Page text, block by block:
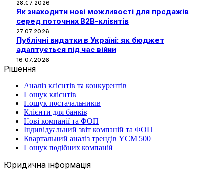
28.07.2026
Як знаходити нові можливості для продажів
серед поточних B2B-клієнтів
27.07.2026
Публічні видатки в Україні: як бюджет
адаптується під час війни
16.07.2026
Рішення
Аналіз клієнтів та конкурентів
Пошук клієнтів
Пошук постачальників
Клієнти для банків
Нові компанії та ФОП
Індивідуальний звіт компаній та ФОП
Квартальний аналіз трендів YCM 500
Пошук подібних компаній
Юридична інформація